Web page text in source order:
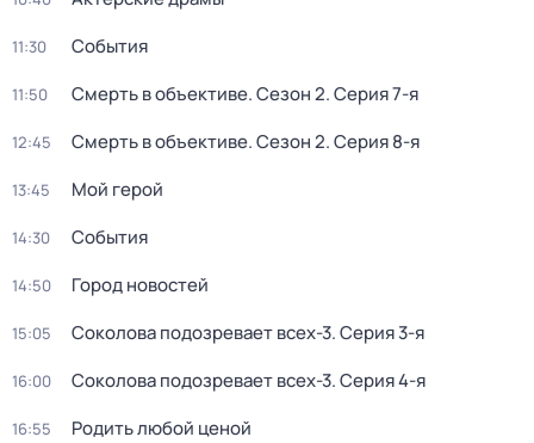
11:30 События
11:50 Смерть в объективе. Сезон 2. Серия 7-я
12:45 Смерть в объективе. Сезон 2. Серия 8-я
13:45 Мой герой
14:30 События
14:50 Город новостей
15:05 Соколова подозревает всех-3. Серия 3-я
16:00 Соколова подозревает всех-3. Серия 4-я
16:55 Родить любой ценой